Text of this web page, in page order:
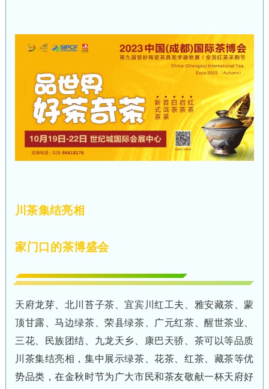
川茶集结亮相
家门口的茶博盛会
天府龙芽、北川苔子茶、宜宾川红工夫、雅安藏茶、蒙
顶甘露、马边绿茶、荣县绿茶、广元红茶、醒世茶业、
三花、民族团结、九龙天乡、康巴天骄、茶可以等品质
川茶集结亮相，集中展示绿茶、花茶、红茶、藏茶等优
势品类，在金秋时节为广大市民和茶友敬献一杯天府好